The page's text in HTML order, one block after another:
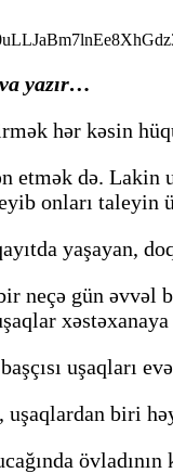
yazır…
hər kəsin
etmək də.
onları taleyin
yaşayan,
neçə gün
uşaqları
biri